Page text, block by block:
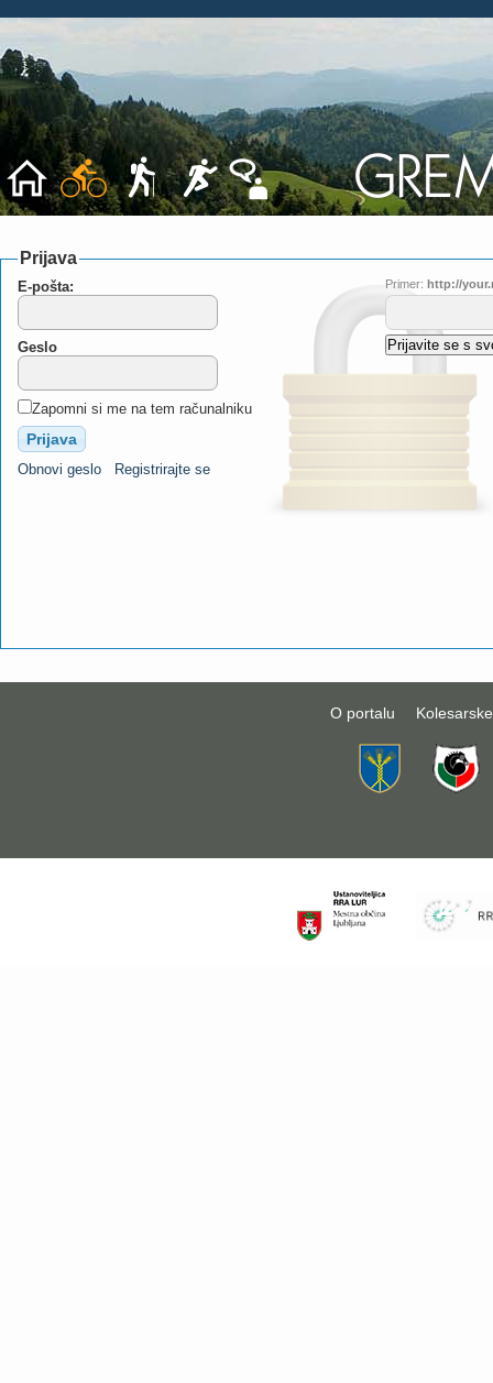
Prijava
E-pošta:
Geslo
Zapomni si me na tem računalniku
Obnovi geslo Registrirajte se
Primer: http://
O portalu